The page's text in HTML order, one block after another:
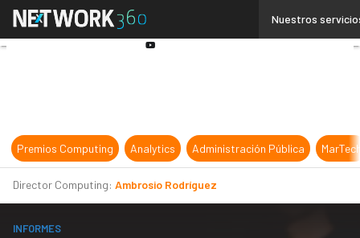
Nuestros
Premios Computing Analytics Administración Pública
Director Computing: Ambrosio Rodríguez
INFORMES